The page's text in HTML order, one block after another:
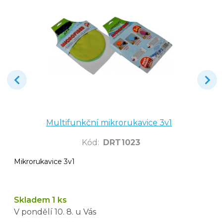
Multifunkční mikrorukavice 3v1
Kód : DRT1023
Mikrorukavice 3v1
Skladem 1 ks
V pondělí 10. 8. u Vás